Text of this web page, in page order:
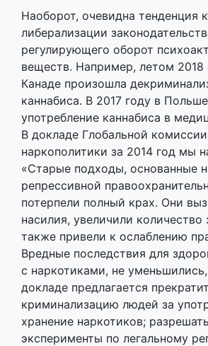
Наоборот, очевидна тенденция к
либерализации
регулирующего оборот
веществ. Например, летом 2018
Канаде произошла
каннабиса. В 2017 году в
употребление каннабиса в
В докладе Глобальной
наркополитики за 2014 год мы
«Старые подходы, основанные
репрессивной
потерпели полный крах. Они
насилия, увеличили количество
также привели к ослаблению
Вредные последствия для
с наркотиками, не
докладе предлагается
криминализацию людей за
хранение наркотиков;
эксперименты по легальному